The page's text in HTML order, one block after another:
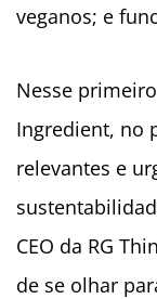
veganos; e
Nesse
Ingredient, no
relevantes e
CEO da RG
de se olhar